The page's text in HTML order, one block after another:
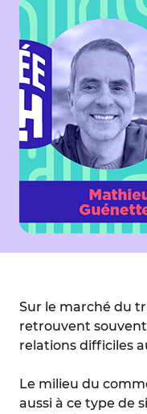
Sur le marché du
retrouvent
relations difficiles
Le milieu du
aussi à ce type de